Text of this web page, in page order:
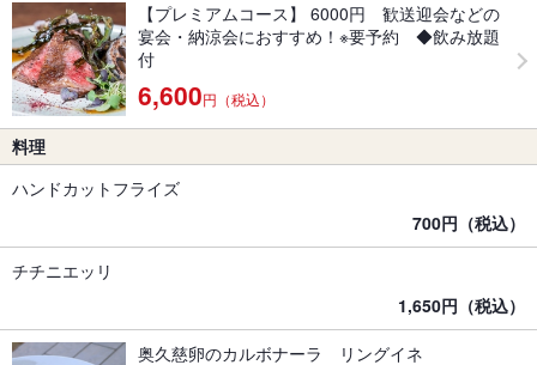
【プレミアムコース】 6000円 歓送迎会などの
宴会・納涼会におすすめ！※要予約 ◆飲み放題
付
6,600円（税込）
料理
ハンドカットフライズ
700円（税込）
チチニエッリ
1,650円（税込）
奥久慈卵のカルボナーラ リングイネ